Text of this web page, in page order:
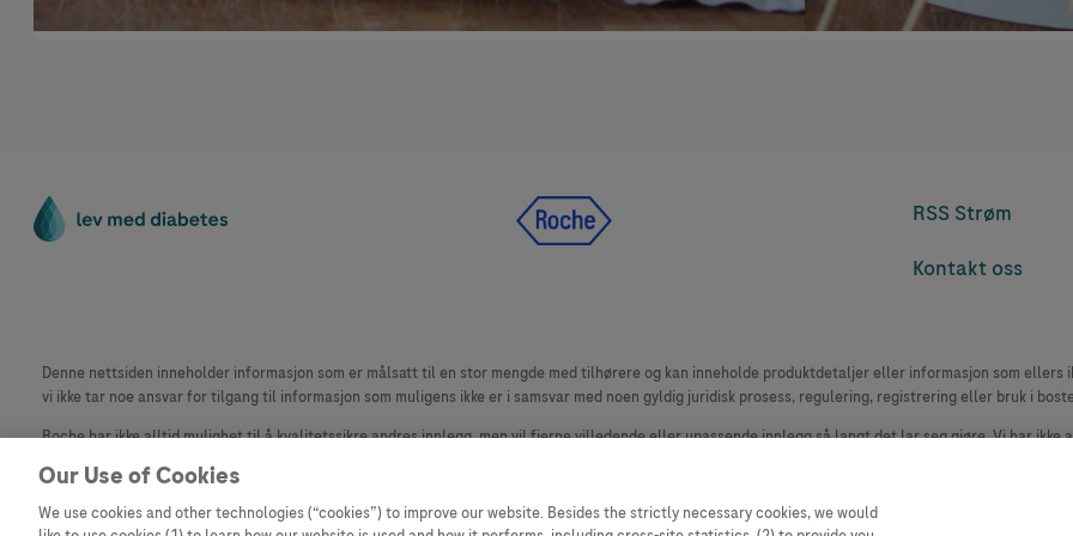
RSS Strøm
Kontakt oss
Denne nettsiden inneholder informasjon som er målsatt til en stor mengde med tilhørere og kan inneholde produktdetaljer eller informasjon som
vi ikke tar noe ansvar for tilgang til informasjon som muligens ikke er i samsvar med noen gyldig juridisk prosess, regulering, registrering eller bruk i
Roche har ikke alltid mulighet til å kvalitetssikre andres innlegg, men vil fjerne villedende eller upassende innlegg så langt det lar seg gjøre. Vi har ikke
materiale fra dette nettstedet for bruk annet sted er ikke tillatt uten avtale. Nettstedet selger plass til annonsører, og slikt innhold er merket.
Our Use of Cookies
We use cookies and other technologies (“cookies”) to improve our website. Besides the strictly necessary cookies, we would